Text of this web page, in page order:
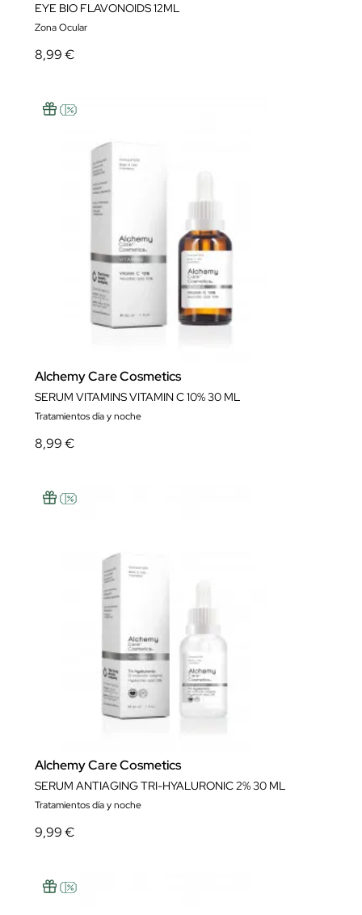
EYE BIO FLAVONOIDS 12ML
Zona Ocular
8,99 €
Alchemy Care Cosmetics
SERUM VITAMINS VITAMIN C 10% 30 ML
Tratamientos día y noche
8,99 €
Alchemy Care Cosmetics
SERUM ANTIAGING TRI-HYALURONIC 2% 30 ML
Tratamientos día y noche
9,99 €